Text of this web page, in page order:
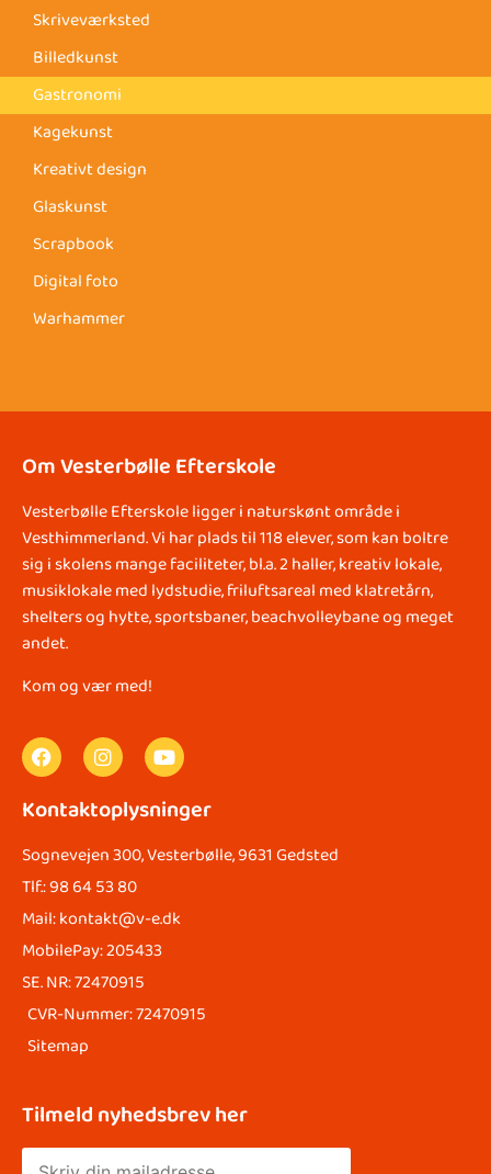
Skriveværksted
Billedkunst
Gastronomi
Kagekunst
Kreativt design
Glaskunst
Scrapbook
Digital foto
Warhammer
Om Vesterbølle Efterskole
Vesterbølle Efterskole ligger i naturskønt område i
Vesthimmerland. Vi har plads til 118 elever, som kan boltre
sig i skolens mange faciliteter, bl.a. 2 haller, kreativ lokale,
musiklokale med lydstudie, friluftsareal med klatretårn,
shelters og hytte, sportsbaner, beachvolleybane og meget
andet.
Kom og vær med!
Kontaktoplysninger
Sognevejen 300, Vesterbølle, 9631 Gedsted
Tlf.: 98 64 53 80
Mail: kontakt@v-e.dk
MobilePay: 205433
SE. NR: 72470915
CVR-Nummer: 72470915
Sitemap
Tilmeld nyhedsbrev her